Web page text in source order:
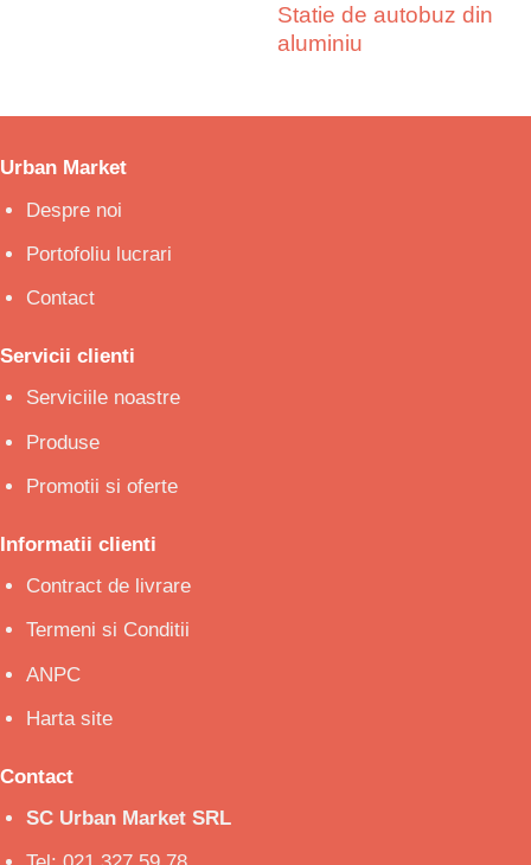
Statie de autobuz din
aluminiu
Urban Market
Despre noi
Portofoliu lucrari
Contact
Servicii clienti
Serviciile noastre
Produse
Promotii si oferte
Informatii clienti
Contract de livrare
Termeni si Conditii
ANPC
Harta site
Contact
SC Urban Market SRL